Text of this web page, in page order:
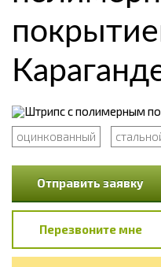
оцинкованный
Отправить заявку
Перезвоните мне